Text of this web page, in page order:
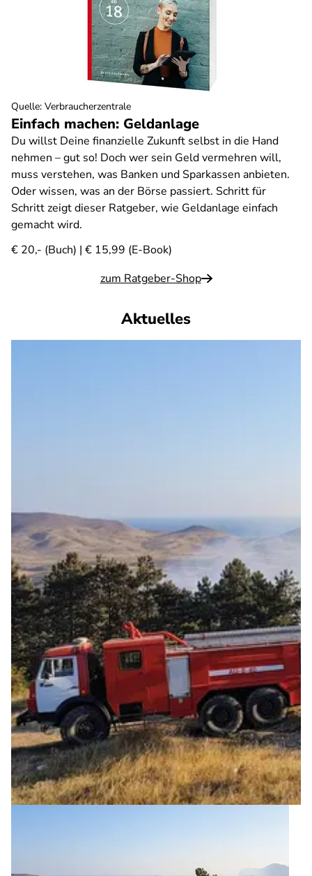
Einfach machen: Geldanlage
Du willst Deine finanzielle Zukunft selbst in die Hand
nehmen – gut so! Doch wer sein Geld vermehren will,
muss verstehen, was Banken und Sparkassen anbieten.
Oder wissen, was an der Börse passiert. Schritt für
Schritt zeigt dieser Ratgeber, wie Geldanlage einfach
gemacht wird.
€ 20,- (Buch) | € 15,99 (E-Book)
zum Ratgeber-Shop
Quelle: Verbraucherzentrale
Aktuelles